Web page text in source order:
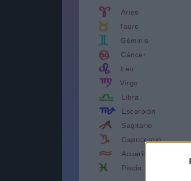
Aries
Tauro
Géminis
Cáncer
Leo
Virgo
Libra
Escorpión
Sagitario
Capricornio
Acuario
Piscis